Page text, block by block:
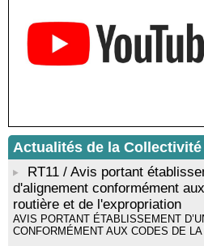
Rencontre / dédicace avec
livre « La ballade du pendu du
Santa Lucia di Tallà
Mise en musique d’un livre
musicienne pédagogue : Ateliers
rythmique et corporelle - Mediateca
! Événement reporté ! Cycle de
par Alexandre Dominati -
Tallà
Actualités de la Collectivité
RT11 / Avis portant
d'alignement conformément
routière et de l'expropriation
AVIS PORTANT ÉTABLISSEMENT
CONFORMÉMENT AUX CODES DE